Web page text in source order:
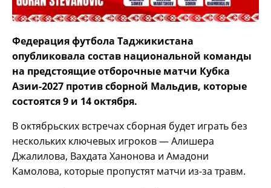
Федерация футбола Таджикистана
опубликовала состав национальной команды
на предстоящие отборочные матчи Кубка
Азии-2027 против сборной Мальдив, которые
состоятся 9 и 14 октября.
В октябрьских встречах сборная будет играть без
нескольких ключевых игроков — Алишера
Джалилова, Вахдата Ханонова и Амадони
Камолова, которые пропустят матчи из-за травм.